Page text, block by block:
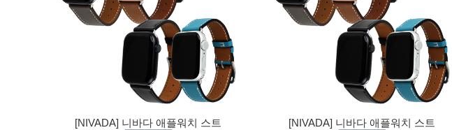
[NIVADA] 니바다 애플워치 스트 [NIVADA] 니바다 애플워치 스트